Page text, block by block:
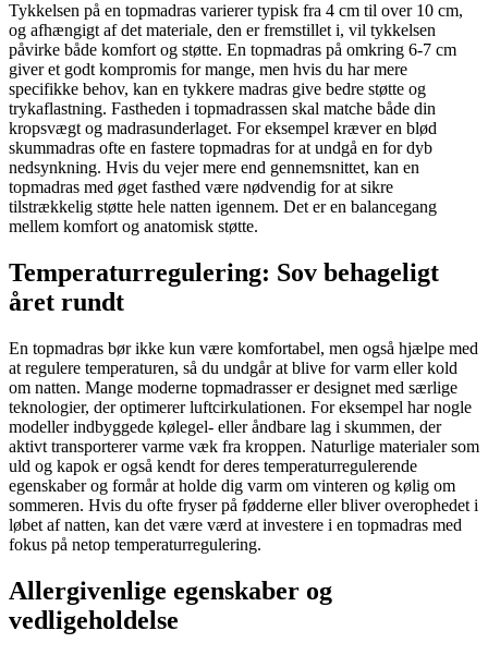
Tykkelsen på en topmadras varierer typisk fra 4 cm til over 10 cm,
og afhængigt af det materiale, den er fremstillet i, vil tykkelsen
påvirke både komfort og støtte. En topmadras på omkring 6-7 cm
giver et godt kompromis for mange, men hvis du har mere
specifikke behov, kan en tykkere madras give bedre støtte og
trykaflastning. Fastheden i topmadrassen skal matche både din
kropsvægt og madrasunderlaget. For eksempel kræver en blød
skummadras ofte en fastere topmadras for at undgå en for dyb
nedsynkning. Hvis du vejer mere end gennemsnittet, kan en
topmadras med øget fasthed være nødvendig for at sikre
tilstrækkelig støtte hele natten igennem. Det er en balancegang
mellem komfort og anatomisk støtte.
Temperaturregulering: Sov behageligt
året rundt
En topmadras bør ikke kun være komfortabel, men også hjælpe med
at regulere temperaturen, så du undgår at blive for varm eller kold
om natten. Mange moderne topmadrasser er designet med særlige
teknologier, der optimerer luftcirkulationen. For eksempel har nogle
modeller indbyggede kølegel- eller åndbare lag i skummen, der
aktivt transporterer varme væk fra kroppen. Naturlige materialer som
uld og kapok er også kendt for deres temperaturregulerende
egenskaber og formår at holde dig varm om vinteren og kølig om
sommeren. Hvis du ofte fryser på fødderne eller bliver overophedet i
løbet af natten, kan det være værd at investere i en topmadras med
fokus på netop temperaturregulering.
Allergivenlige egenskaber og
vedligeholdelse